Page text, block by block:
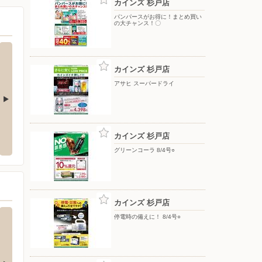
セイコーマート/久喜下早見店
〒346-0022 埼玉県久喜市下早見404-1
カインズ 杉戸店
パンパースがお得に！まとめ買い
の大チャンス！〇
カインズ 杉戸店
アサヒ スーパードライ
カインズ 杉戸店
グリーンコーラ 8/4号○
カインズ 杉戸店
停電時の備えに！ 8/4号○